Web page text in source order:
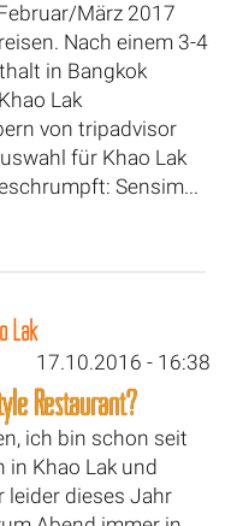
März 2017
Nach einem 3-4
in Bangkok
Lak
von tripadvisor
für Khao Lak
Sensim...
Lak
17.10.2016 - 16:38
Restaurant?
ich bin schon seit
in Khao Lak und
leider dieses Jahr